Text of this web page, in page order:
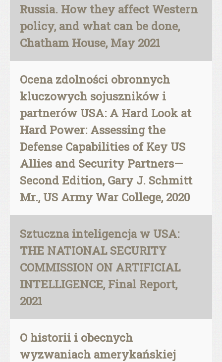
Russia. How they affect Western
policy, and what can be done,
Chatham House, May 2021
Ocena zdolności obronnych
kluczowych sojuszników i
partnerów USA: A Hard Look at
Hard Power: Assessing the
Defense Capabilities of Key US
Allies and Security Partners—
Second Edition, Gary J. Schmitt
Mr., US Army War College, 2020
Sztuczna inteligencja w USA:
THE NATIONAL SECURITY
COMMISSION ON ARTIFICIAL
INTELLIGENCE, Final Report,
2021
O historii i obecnych
wyzwaniach amerykańskiej